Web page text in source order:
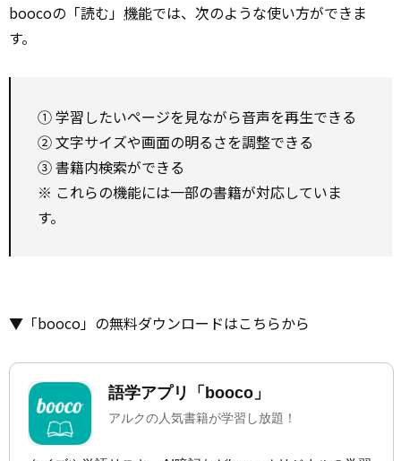
boocoの「読む」 機能では、次のような使い方ができま
す。
① 学習したいページを見ながら音声を再生できる
② 文字サイズや画面の明るさを調整できる
③ 書籍内検索ができる
※ これらの機能には一部の書籍が対応していま
す。
▼「booco」の無料ダウンロードはこちらから